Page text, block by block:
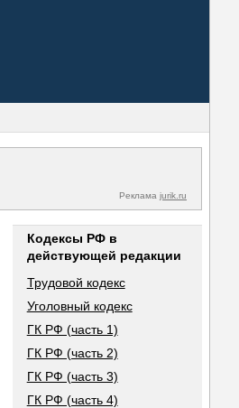
Реклама jurik.ru
Кодексы РФ в
действующей редакции
Трудовой кодекс
Уголовный кодекс
ГК РФ (часть 1)
ГК РФ (часть 2)
ГК РФ (часть 3)
ГК РФ (часть 4)